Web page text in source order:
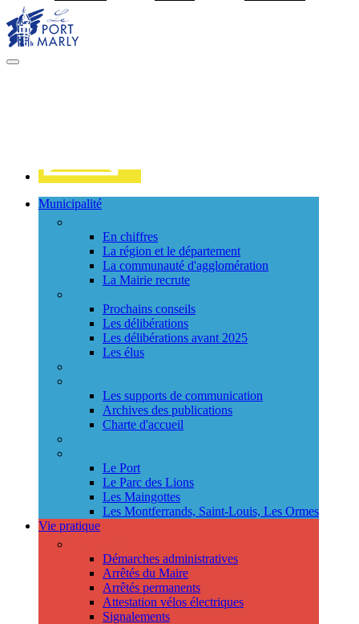
MENU
Municipalité
En chiffres
La région et le département
La communauté d'agglomération
La Mairie recrute
Prochains conseils
Les délibérations
Les délibérations avant 2025
Les élus
Les supports de communication
Archives des publications
Charte d'accueil
Le Port
Le Parc des Lions
Les Maingottes
Les Montferrands, Saint-Louis, Les Ormes
Vie pratique
Démarches administratives
Arrêtés du Maire
Arrêtés permanents
Attestation vélos électriques
Signalements